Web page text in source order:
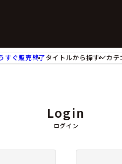
すぐ販売終了タイトルから探す
カテ
ブレードホルダー
籍
ログイン
Login